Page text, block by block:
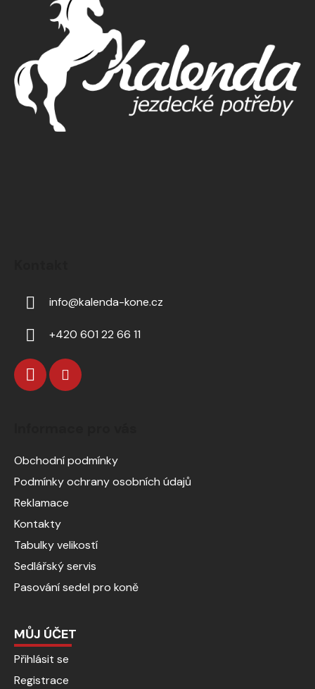
info@kalenda-kone.cz
+420 601 22 66 11
Obchodní podmínky
Podmínky ochrany osobních údajů
Reklamace
Kontakty
Tabulky velikostí
Sedlářský servis
Pasování sedel pro koně
MŮJ ÚČET
Přihlásit se
Registrace